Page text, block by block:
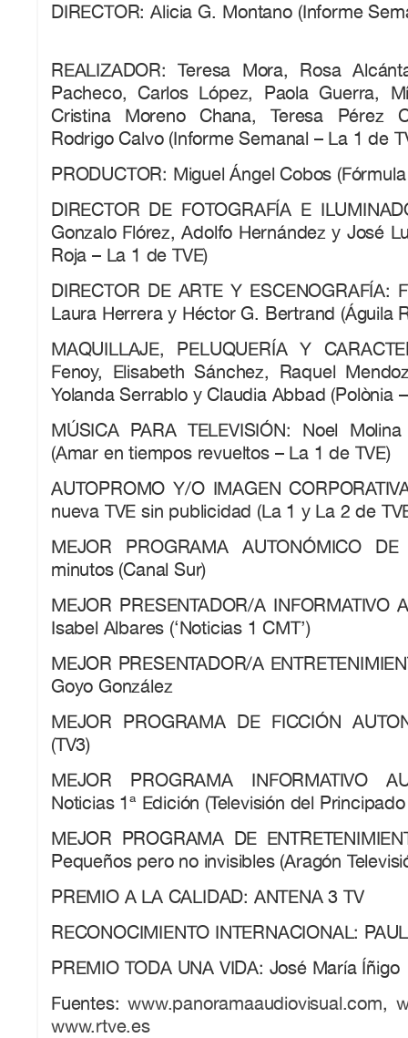
DIRECTOR: Alicia G. Montano (Informe
REALIZADOR: Teresa Mora, Rosa
Pacheco, Carlos López, Paola Guerra,
Cristina Moreno Chana, Teresa Pérez
Rodrigo Calvo (Informe Semanal – La 1 de
PRODUCTOR: Miguel Ángel Cobos
DIRECTOR DE FOTOGRAFÍA E
Gonzalo Flórez, Adolfo Hernández y José
Roja – La 1 de TVE)
DIRECTOR DE ARTE Y ESCENOGRAFÍA:
Laura Herrera y Héctor G. Bertrand (Águila
MAQUILLAJE, PELUQUERÍA Y
Fenoy, Elisabeth Sánchez, Raquel
Yolanda Serrablo y Claudia Abbad (Polònia
MÚSICA PARA TELEVISIÓN: Noel
(Amar en tiempos revueltos – La 1 de TVE)
AUTOPROMO Y/O IMAGEN
nueva TVE sin publicidad (La 1 y La 2 de
MEJOR PROGRAMA AUTONÓMICO
minutos (Canal Sur)
MEJOR PRESENTADOR/A INFORMATIVO
Isabel Albares (‘Noticias 1 CMT’)
MEJOR PRESENTADOR/A
Goyo González
MEJOR PROGRAMA DE FICCIÓN
(TV3)
MEJOR PROGRAMA INFORMATIVO
Noticias 1ª Edición (Televisión del
MEJOR PROGRAMA DE
Pequeños pero no invisibles (Aragón
PREMIO A LA CALIDAD: ANTENA 3 TV
RECONOCIMIENTO INTERNACIONAL:
PREMIO TODA UNA VIDA: José María Íñigo
Fuentes:www.panoramaaudiovisual.com,
www.rtve.es